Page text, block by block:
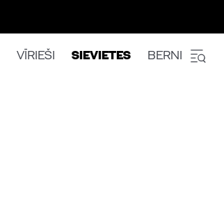
VĪRIEŠI SIEVIETES BERNI